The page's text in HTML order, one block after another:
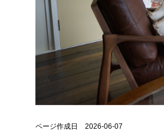
ページ作成日 2026-06-07